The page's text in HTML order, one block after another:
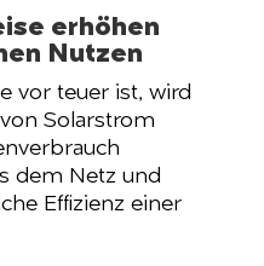
erhöhen
Nutzen
vor teuer ist, wird
Solarstrom
dem Netz und
Effizienz einer